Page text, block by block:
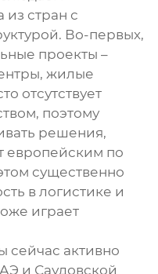
из стран с
Во-первых,
проекты –
жилые
отсутствует
поэтому
решения,
европейским по
существенно
в логистике и
играет
сейчас активно
и Саудовской